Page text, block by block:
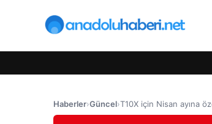
Haberler›Güncel›T10X için Nisan ayına